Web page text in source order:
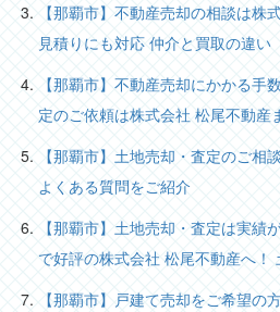
【那覇市】不動産売却の相談は株
見積りにも対応 仲介と買取の違い
【那覇市】不動産売却にかかる手
定のご依頼は株式会社 松尾不動産
【那覇市】土地売却・査定のご相
よくある質問をご紹介
【那覇市】土地売却・査定は実績
で好評の株式会社 松尾不動産へ！
【那覇市】戸建て売却をご希望の